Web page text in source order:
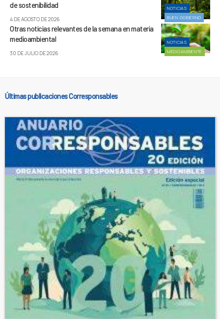
NOTICIAS
BUEN GOBIERNO
de sostenibilidad
4 DE AGOSTO DE 2026
NOTICIAS
MEDIOAMBIENTE
Otras noticias relevantes de la semana en materia
medioambiental
30 DE JULIO DE 2026
Últimas publicaciones Corresponsables